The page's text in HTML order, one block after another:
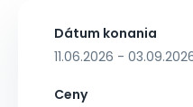
Dátum konania
11.06.2026 -
Ceny